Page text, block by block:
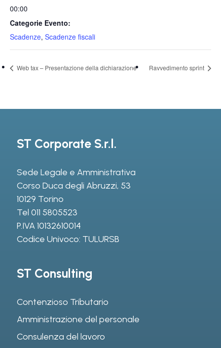
00:00
Categorie Evento:
Scadenze, Scadenze fiscali
Web tax – Presentazione della dichiarazione Ravvedimento sprint
ST Corporate S.r.l.
Sede Legale e Amministrativa
Corso Duca degli Abruzzi, 53
10129 Torino
Tel 011 5805523
P.IVA 10132610014
Codice Univoco: TULURSB
ST Consulting
Contenzioso Tributario
Amministrazione del personale
Consulenza del lavoro